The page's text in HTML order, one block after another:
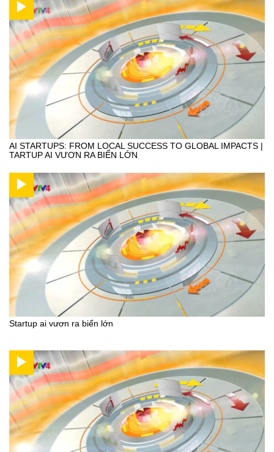
AI STARTUPS: FROM LOCAL SUCCESS TO GLOBAL IMPACTS |
TARTUP AI VƯƠN RA BIỂN LỚN
Startup ai vươn ra biển lớn